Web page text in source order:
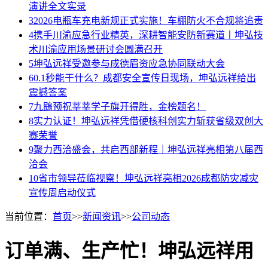
演讲全文实录
32026电瓶车充电新规正式实施！车棚防火不合规将追责
4携手川渝应急行业精英，深耕智能安防新赛道丨坤弘技
术川渝应用场景研讨会圆满召开
5坤弘远祥受邀参与成德眉资应急协同联动大会
60.1秒能干什么？成都安全宣传日现场，坤弘远祥给出
震撼答案
7九鴖预祝莘莘学子旗开得胜，金榜题名！
8实力认证！坤弘远祥凭借硬核科创实力斩获省级双创大
赛荣誉
9聚力西洽盛会，共启西部新程｜坤弘远祥亮相第八届西
洽会
10省市领导莅临视察！坤弘远祥亮相2026成都防灾减灾
宣传周启动仪式
当前位置： 首页>>新闻资讯>>公司动态
订单满、生产忙！坤弘远祥用